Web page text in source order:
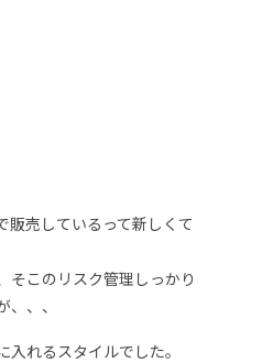
販売しているって新しくて
そこのリスク管理しっかり
、、
れるスタイルでした。